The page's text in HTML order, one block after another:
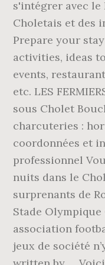
s'intégrer avec le
Choletais et des
Prepare your
activities, ideas
events,
etc. LES
sous Cholet
charcuteries :
coordonnées et
professionnel
nuits dans le
surprenants de
Stade
association
jeux de société